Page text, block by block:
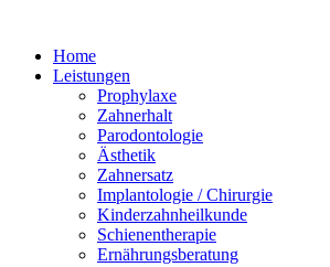
Home
Leistungen
Prophylaxe
Zahnerhalt
Parodontologie
Ästhetik
Zahnersatz
Implantologie / Chirurgie
Kinderzahnheilkunde
Schienentherapie
Ernährungsberatung